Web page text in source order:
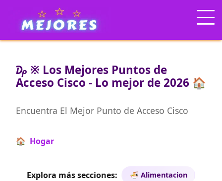
₯ ※ Los Mejores Puntos de
Acceso Cisco - Lo mejor de 2026 🏠
Encuentra El Mejor Punto de Acceso Cisco
🏠 Hogar
Explora más secciones:
🍜 Alimentacion